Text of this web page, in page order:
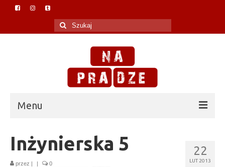
Szuklaj
w:
Menu
O Na Pradze
Polityka prywatności 22
LUT 2013
Inżynierska 5
przez | | 0